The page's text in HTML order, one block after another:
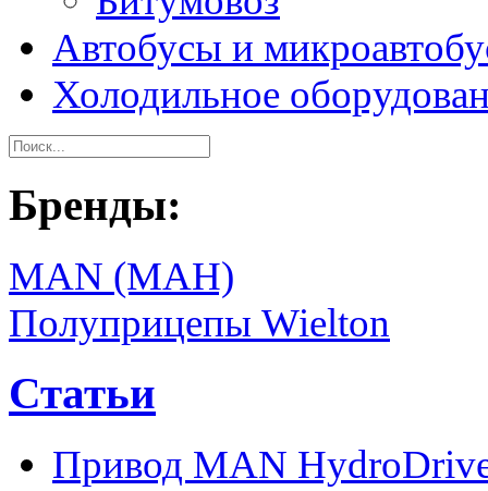
Автобусы и
Холодильное
Бренды:
MAN (МАН)
Полуприцепы Wielton
Статьи
Привод MAN